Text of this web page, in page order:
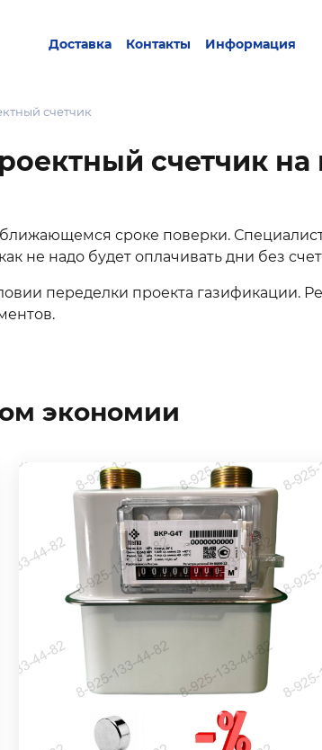
Доставка Контакты Информация
счетчик
счетчик на
сроке поверки.
не надо будет оплачивать дни без
переделки проекта газификации.
экономии